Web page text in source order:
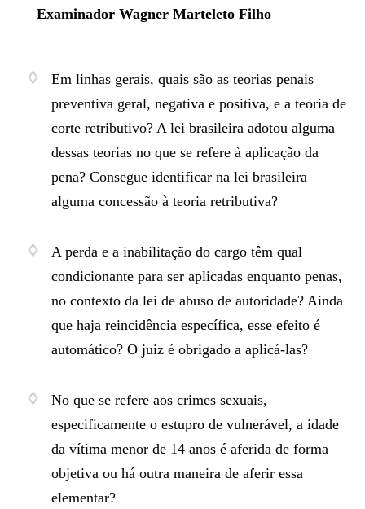
Examinador Wagner Marteleto Filho
Em linhas gerais, quais são as teorias penais
preventiva geral, negativa e positiva, e a teoria de
corte retributivo? A lei brasileira adotou alguma
dessas teorias no que se refere à aplicação da
pena? Consegue identificar na lei brasileira
alguma concessão à teoria retributiva?
A perda e a inabilitação do cargo têm qual
condicionante para ser aplicadas enquanto penas,
no contexto da lei de abuso de autoridade? Ainda
que haja reincidência específica, esse efeito é
automático? O juiz é obrigado a aplicá-las?
No que se refere aos crimes sexuais,
especificamente o estupro de vulnerável, a idade
da vítima menor de 14 anos é aferida de forma
objetiva ou há outra maneira de aferir essa
elementar?